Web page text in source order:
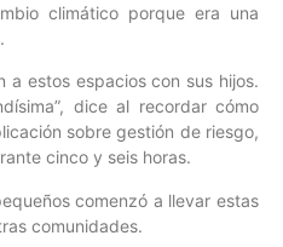
climático porque era una
a estos espacios con sus hijos.
dice al recordar cómo
sobre gestión de riesgo,
cinco y seis horas.
comenzó a llevar estas
comunidades.